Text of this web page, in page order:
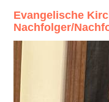
Evangelische
Nachfolger/